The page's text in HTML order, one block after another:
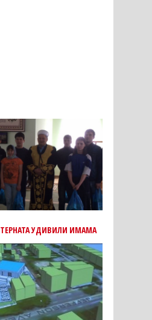
УДИВИЛИ ИМАМА